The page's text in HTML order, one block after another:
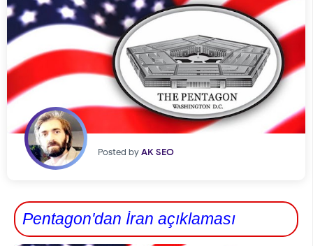
Posted byAK SEO
Pentagon'dan İran açıklaması